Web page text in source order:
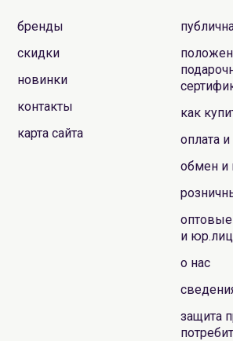
бренды
скидки
новинки
контакты
карта сайта
как
оплата
обмен и
и
о нас
защита